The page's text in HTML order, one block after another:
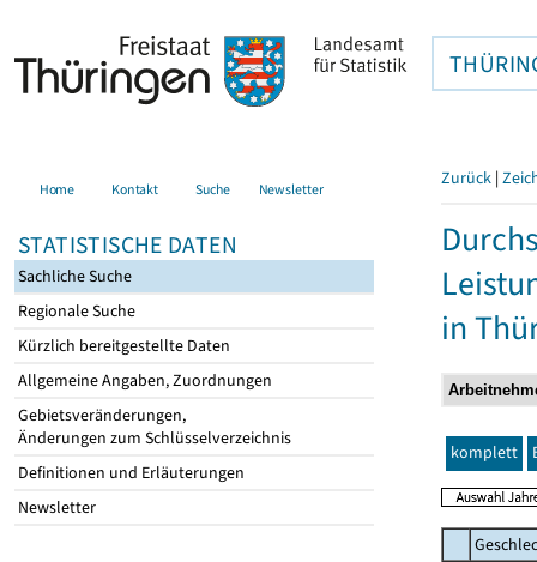
Home Kontakt Suche Newsletter
STATISTISCHE DATEN
Sachliche Suche
Regionale Suche
Kürzlich bereitgestellte Daten
Allgemeine Angaben, Zuordnungen
Gebietsveränderungen,
Änderungen zum Schlüsselverzeichnis
Definitionen und Erläuterungen
Newsletter
Zurück |
in
komplett